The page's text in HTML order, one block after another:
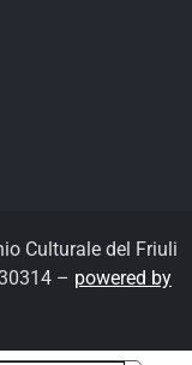
Culturale del Friuli
– powered by